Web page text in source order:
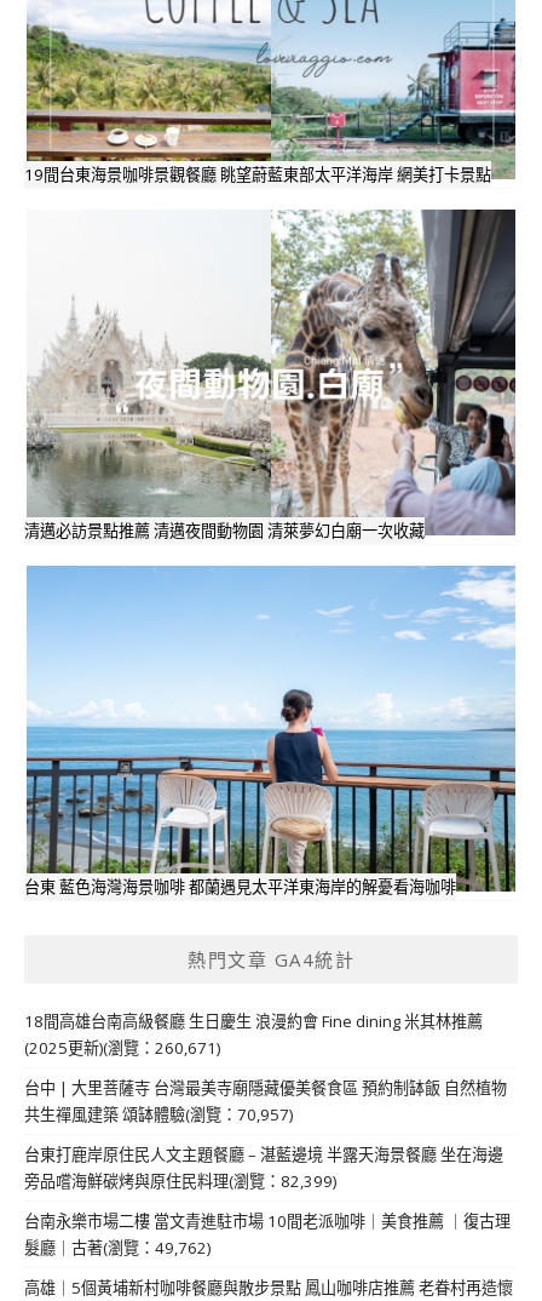
19間台東海景咖啡景觀餐廳 眺望蔚藍東部太平洋海岸 網美打卡景點
清邁必訪景點推薦 清邁夜間動物園 清萊夢幻白廟一次收藏
台東 藍色海灣海景咖啡 都蘭遇見太平洋東海岸的解憂看海咖啡
熱門文章 GA4統計
18間高雄台南高級餐廳 生日慶生 浪漫約會 Fine dining 米其林推薦
(2025更新)(瀏覽：260,671)
台中 | 大里菩薩寺 台灣最美寺廟隱藏優美餐食區 預約制缽飯 自然植物
共生禪風建築 頌缽體驗(瀏覽：70,957)
台東打鹿岸原住民人文主題餐廳 – 湛藍邊境 半露天海景餐廳 坐在海邊
旁品嚐海鮮碳烤與原住民料理(瀏覽：82,399)
台南永樂市場二樓 當文青進駐市場 10間老派咖啡｜美食推薦 ｜復古理
髮廳｜古著(瀏覽：49,762)
高雄｜5個黃埔新村咖啡餐廳與散步景點 鳳山咖啡店推薦 老眷村再造懷